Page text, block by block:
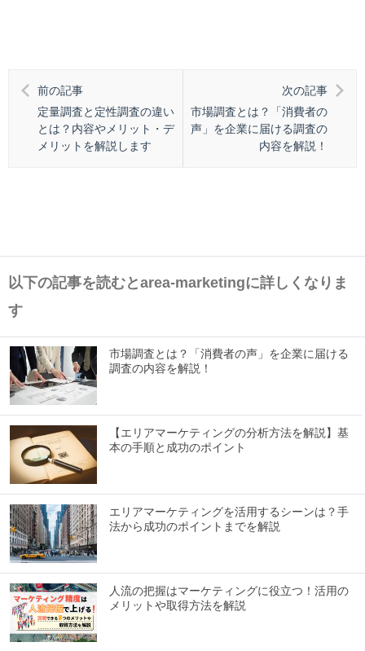
前の記事
定量調査と定性調査の違い
とは？内容やメリット・デ
メリットを解説します
次の記事
市場調査とは？「消費者の
声」を企業に届ける調査の
内容を解説！
以下の記事を読むとarea-marketingに詳しくなりま
す
市場調査とは？「消費者の声」を企業に届ける
調査の内容を解説！
【エリアマーケティングの分析方法を解説】基
本の手順と成功のポイント
エリアマーケティングを活用するシーンは？手
法から成功のポイントまでを解説
人流の把握はマーケティングに役立つ！活用の
メリットや取得方法を解説